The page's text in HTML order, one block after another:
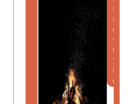
i
f
e
s
t
y
l
e